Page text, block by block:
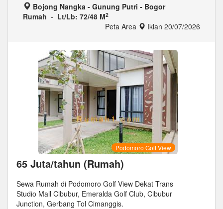
Bojong Nangka - Gunung Putri - Bogor
Rumah - Lt/Lb: 72/48 M2
Peta Area Iklan 20/07/2026
Podomoro Golf View
65 Juta/tahun (Rumah)
Sewa Rumah di Podomoro Golf View Dekat Trans
Studio Mall Cibubur, Emeralda Golf Club, Cibubur
Junction, Gerbang Tol Cimanggis.